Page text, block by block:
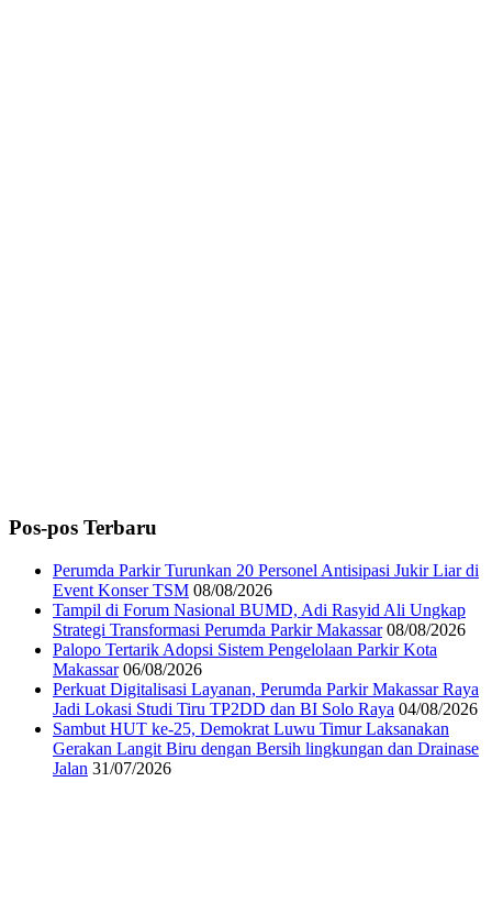
Pos-pos Terbaru
Perumda Parkir Turunkan 20 Personel Antisipasi Jukir Liar di
Event Konser TSM 08/08/2026
Tampil di Forum Nasional BUMD, Adi Rasyid Ali Ungkap
Strategi Transformasi Perumda Parkir Makassar 08/08/2026
Palopo Tertarik Adopsi Sistem Pengelolaan Parkir Kota
Makassar 06/08/2026
Perkuat Digitalisasi Layanan, Perumda Parkir Makassar Raya
Jadi Lokasi Studi Tiru TP2DD dan BI Solo Raya 04/08/2026
Sambut HUT ke-25, Demokrat Luwu Timur Laksanakan
Gerakan Langit Biru dengan Bersih lingkungan dan Drainase
Jalan 31/07/2026